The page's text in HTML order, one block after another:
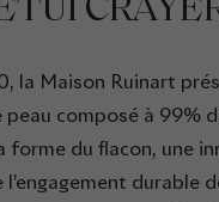
la Maison Ruinart
peau composé à 99%
forme du flacon, une
durable